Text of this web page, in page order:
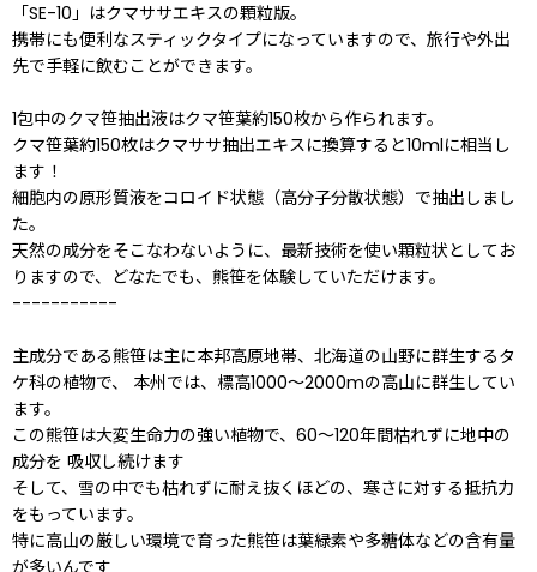
「SE-10」はクマササエキスの顆粒版。
携帯にも便利なスティックタイプになっていますので、旅行や外出
先で手軽に飲むことができます。
1包中のクマ笹抽出液はクマ笹葉約150枚から作られます。
クマ笹葉約150枚はクマササ抽出エキスに換算すると10mlに相当し
ます！
細胞内の原形質液をコロイド状態（高分子分散状態）で抽出しまし
た。
天然の成分をそこなわないように、最新技術を使い顆粒状としてお
りますので、どなたでも、熊笹を体験していただけます。
-----------
主成分である熊笹は主に本邦高原地帯、北海道の山野に群生するタ
ケ科の植物で、 本州では、標高1000〜2000mの高山に群生してい
ます。
この熊笹は大変生命力の強い植物で、60〜120年間枯れずに地中の
成分を 吸収し続けます
そして、雪の中でも枯れずに耐え抜くほどの、寒さに対する抵抗力
をもっています。
特に高山の厳しい環境で育った熊笹は葉緑素や多糖体などの含有量